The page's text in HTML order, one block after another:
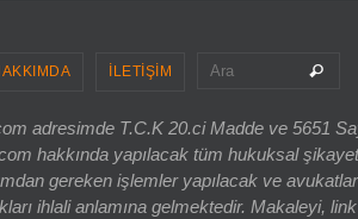
İLETİŞİM Ara
adresimde T.C.K 20.ci Madde ve 5651
hakkında yapılacak tüm hukuksal
gereken işlemler yapılacak ve
ihlali anlamına gelmektedir. Makaleyi,